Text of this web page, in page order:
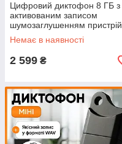
Цифровий диктофон 8 ГБ з
активованим записом
шумозаглушенням пристрій
для запису голосу
Немає в наявності
2 599 ₴